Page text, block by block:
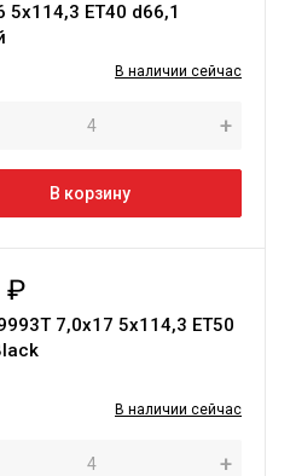
5х114,3 ЕТ40 d66,1
В наличии сейчас
+
В корзину
₽
7,0х17 5х114,3 ЕТ50
В наличии сейчас
+